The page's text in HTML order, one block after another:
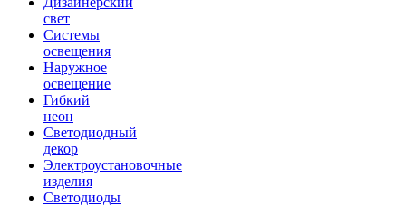
свет
Системы
освещения
Наружное
освещение
Гибкий
неон
Светодиодный
декор
Электроустановочные
изделия
Светодиоды